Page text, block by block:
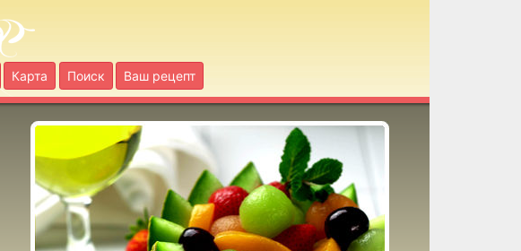
Карта Поиск Ваш рецепт